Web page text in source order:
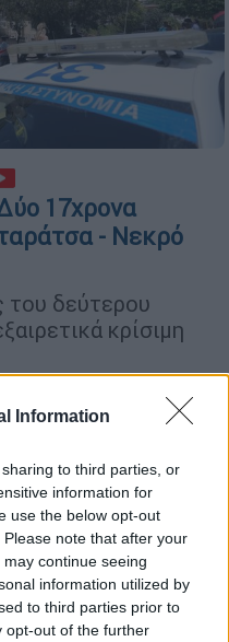
Information
to third parties, or
information for
use the below opt-out
note that after your
continue seeing
information utilized by
to third parties prior to
opt-out of the further
17χρονα
- Νεκρό
του δεύτερου
κρίσιμη